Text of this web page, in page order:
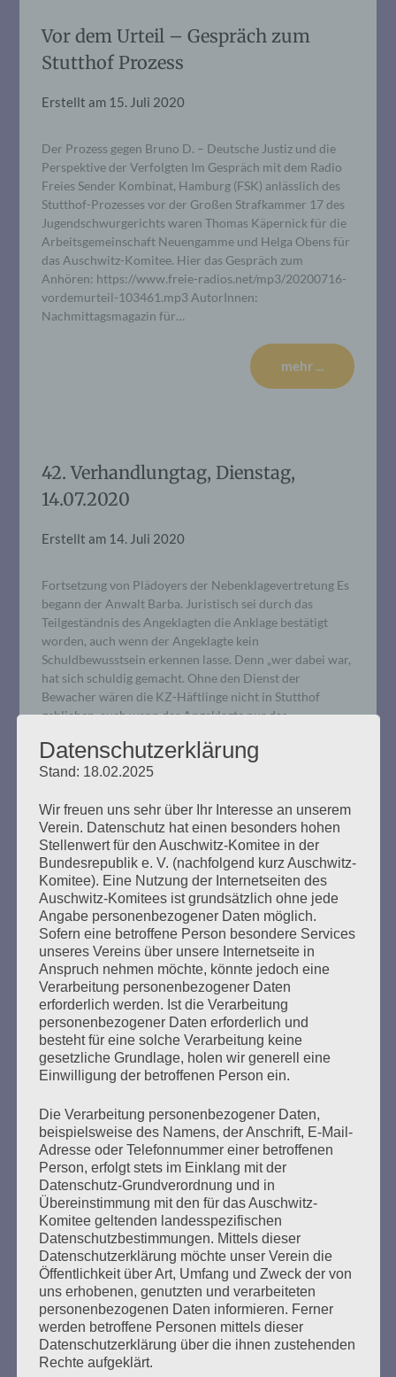
Vor dem Urteil – Gespräch zum
Stutthof Prozess
Erstellt am 15. Juli 2020
Der Prozess gegen Bruno D. – Deutsche Justiz und die
Perspektive der Verfolgten Im Gespräch mit dem Radio
Freies Sender Kombinat, Hamburg (FSK) anlässlich des
Stutthof-Prozesses vor der Großen Strafkammer 17 des
Jugendschwurgerichts waren Thomas Käpernick für die
Arbeitsgemeinschaft Neuengamme und Helga Obens für
das Auschwitz-Komitee. Hier das Gespräch zum
Anhören: https://www.freie-radios.net/mp3/20200716-
vordemurteil-103461.mp3 AutorInnen:
Nachmittagsmagazin für…
mehr ...
42. Verhandlungtag, Dienstag,
14.07.2020
Erstellt am 14. Juli 2020
Fortsetzung von Plädoyers der Nebenklagevertretung Es
begann der Anwalt Barba. Juristisch sei durch das
Teilgeständnis des Angeklagten die Anklage bestätigt
worden, auch wenn der Angeklagte kein
Schuldbewusstsein erkennen lasse. Denn „wer dabei war,
hat sich schuldig gemacht. Ohne den Dienst der
Bewacher wären die KZ-Häftlinge nicht in Stutthof
geblieben, auch wenn der Angeklagte nur das…
Aufzeichnung – Vor dem Urteil. Der
Prozess gegen Bruno D. : Deutsche
Justiz und die Perspektive der
Verfolgten
Erstellt am14. Juli 2020
ONLINE-Veranstaltung zum Stutthof-Prozessam
Hamburger Jugendschwurgericht gegen Bruno D. (93),
ehemaliger SS-Wachmann im KZ Stutthof, geht dem Ende
entgegen. Am 23. Juli 2020 soll das Urteil verkündet
werden. An jedem einzelnen Verhandlungstag – auch bei
Wind, Wetter und Corona – haben einige von uns
draußen vor dem…
mehr ...
Seitennummerierung
Datenschutzerklärung
Stand: 18.02.2025
Wir freuen uns sehr über Ihr Interesse an unserem
Verein. Datenschutz hat einen besonders hohen
Stellenwert für den Auschwitz-Komitee in der
Bundesrepublik e. V. (nachfolgend kurz Auschwitz-
Komitee). Eine Nutzung der Internetseiten des
Auschwitz-Komitees ist grundsätzlich ohne jede
Angabe personenbezogener Daten möglich.
Sofern eine betroffene Person besondere Services
unseres Vereins über unsere Internetseite in
Anspruch nehmen möchte, könnte jedoch eine
Verarbeitung personenbezogener Daten
erforderlich werden. Ist die Verarbeitung
personenbezogener Daten erforderlich und
besteht für eine solche Verarbeitung keine
gesetzliche Grundlage, holen wir generell eine
Einwilligung der betroffenen Person ein.
Die Verarbeitung personenbezogener Daten,
beispielsweise des Namens, der Anschrift, E-Mail-
Adresse oder Telefonnummer einer betroffenen
Person, erfolgt stets im Einklang mit der
Datenschutz-Grundverordnung und in
Übereinstimmung mit den für das Auschwitz-
Komitee geltenden landesspezifischen
Datenschutzbestimmungen. Mittels dieser
Datenschutzerklärung möchte unser Verein die
Öffentlichkeit über Art, Umfang und Zweck der von
uns erhobenen, genutzten und verarbeiteten
personenbezogenen Daten informieren. Ferner
werden betroffene Personen mittels dieser
Datenschutzerklärung über die ihnen zustehenden
Rechte aufgeklärt.